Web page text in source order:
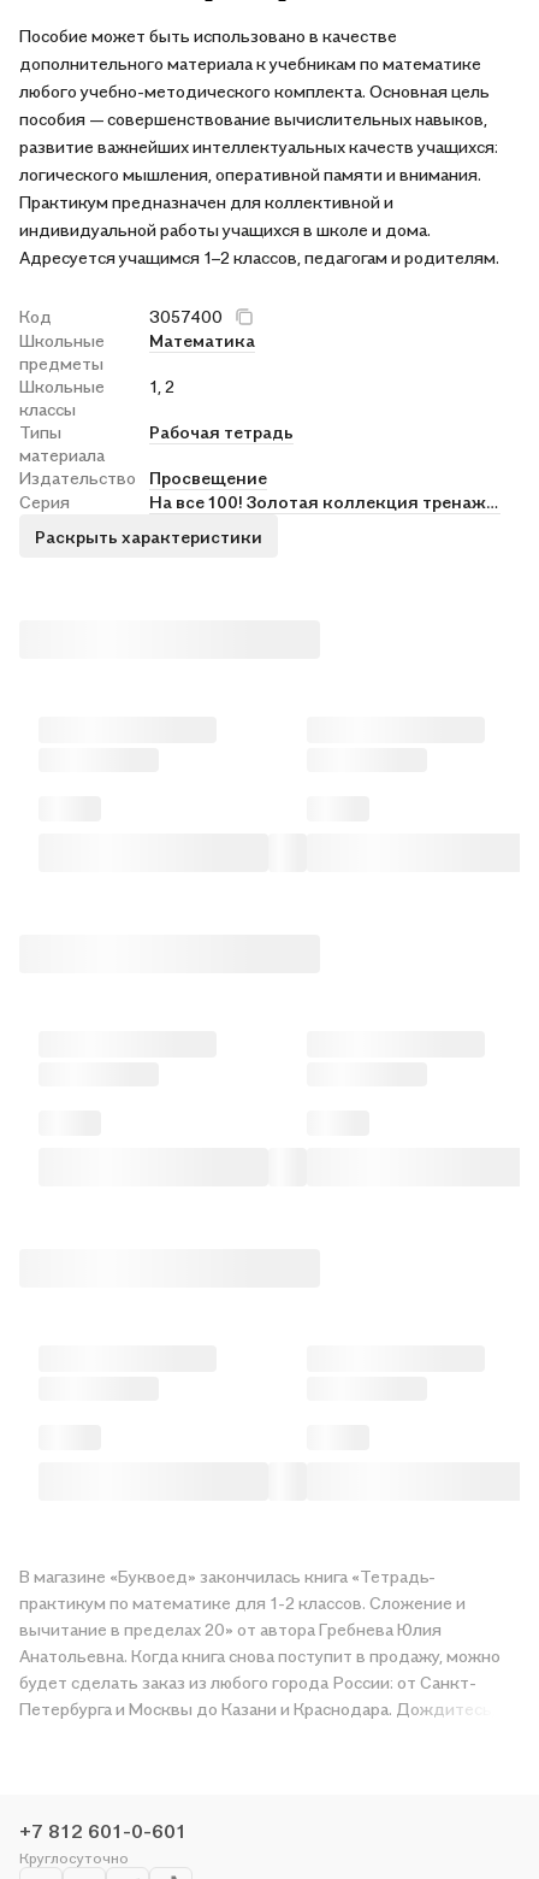
Пособие может быть использовано в качестве
дополнительного материала к учебникам по математике
любого учебно-методического комплекта. Основная цель
пособия — совершенствование вычислительных навыков,
развитие важнейших интеллектуальных качеств учащихся:
логического мышления, оперативной памяти и внимания.
Практикум предназначен для коллективной и
индивидуальной работы учащихся в школе и дома.
Адресуется учащимся 1–2 классов, педагогам и родителям.
Код
3057400
Школьные
предметы
Математика
Школьные
классы
1, 2
Типы
материала
Рабочая тетрадь
Издательство
Просвещение
Серия
На все 100! Золотая коллекция тренажеров для начальной школы
Раскрыть характеристики
В магазине «Буквоед» закончилась книга «Тетрадь-
практикум по математике для 1-2 классов. Сложение и
вычитание в пределах 20» от автора Гребнева Юлия
Анатольевна. Когда книга снова поступит в продажу, можно
будет сделать заказ из любого города России: от Санкт-
Петербурга и Москвы до Казани и Краснодара. Дождитесь,
чтобы вы могли купить понравившуюся историю по приятной
цене. Например, организуем конкурсы и проводим акции.
+7 812 601-0-601
Круглосуточно